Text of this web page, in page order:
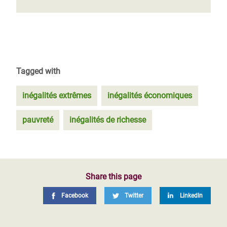
Tagged with
inégalités extrêmes inégalités économiques
pauvreté inégalités de richesse
Share this page
Facebook Twitter LinkedIn